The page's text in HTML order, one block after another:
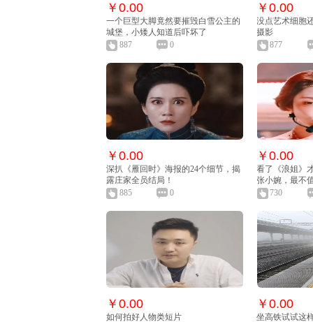
￥0.00
一个巨型大脚竟然要摧毁白雪公主的
城堡，小矮人知道后吓坏了
887
0
￥0.00
没点艺术细胞
摄影
877
￥0.00
深扒《雁回时》海报的24个细节，揭
露庄家全员结局！
885
0
￥0.00
看了《浪姐》
张小婉，最不
730
￥0.00
如何拍好人物类短片
￥0.00
坐高铁试试这